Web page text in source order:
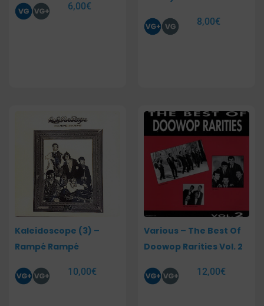
6,00€
8,00€
Kaleidoscope (3) –
Rampé Rampé
10,00€
Various – The Best Of
Doowop Rarities Vol. 2
12,00€